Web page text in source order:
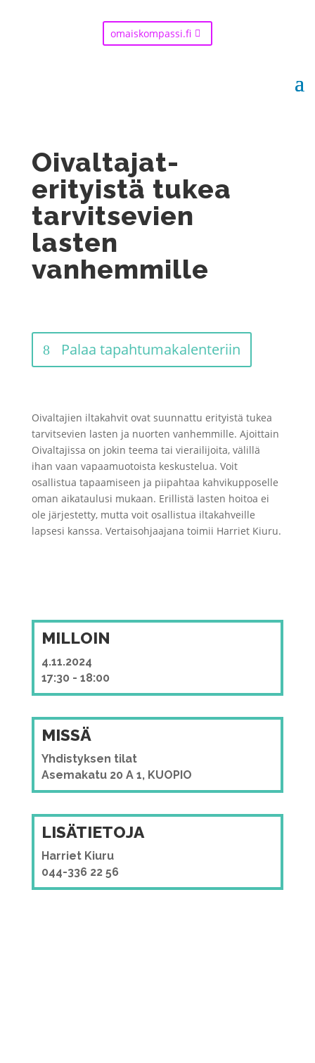
omaiskompassi.fi
Oivaltajat-
erityistä tukea
tarvitsevien
lasten
vanhemmille
Palaa tapahtumakalenteriin
Oivaltajien iltakahvit ovat suunnattu erityistä tukea
tarvitsevien lasten ja nuorten vanhemmille. Ajoittain
Oivaltajissa on jokin teema tai vierailijoita, välillä
ihan vaan vapaamuotoista keskustelua. Voit
osallistua tapaamiseen ja piipahtaa kahvikupposelle
oman aikataulusi mukaan. Erillistä lasten hoitoa ei
ole järjestetty, mutta voit osallistua iltakahveille
lapsesi kanssa. Vertaisohjaajana toimii Harriet Kiuru.
MILLOIN
4.11.2024
17:30 - 18:00
MISSÄ
Yhdistyksen tilat
Asemakatu 20 A 1, KUOPIO
LISÄTIETOJA
Harriet Kiuru
044-336 22 56